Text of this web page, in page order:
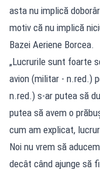
asta nu implică
motiv că nu implică
Bazei Aeriene Borcea.
„Lucrurile sunt foarte
avion (militar - n.red.)
n.red.) s-ar putea să
putea să avem o
cum am explicat,
Noi nu vrem să
decât când ajunge să